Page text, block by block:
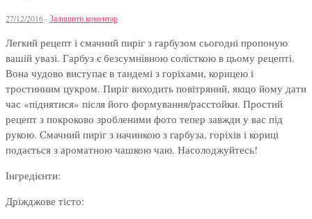
27/12/2016 · Залишити коментар
Легкий рецепт і смачний пиріг з гарбузом сьогодні пропоную
вашій увазі. Гарбуз є безсумнівною солісткою в цьому рецепті.
Вона чудово виступає в тандемі з горіхами, корицею і
тростинним цукром. Пиріг виходить повітряний, якщо йому дати
час «піднятися» після його формування/расстойки. Простий
рецепт з покроково зробленими фото тепер завжди у вас під
рукою. Смачний пиріг з начинкою з гарбуза, горіхів і кориці
подається з ароматною чашкою чаю. Насолоджуйтесь!
Інгредієнти:
Дріжджове тісто: